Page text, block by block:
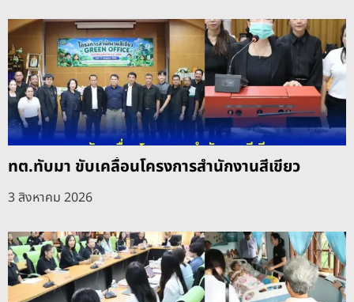
ทต.ทับมา ขับเคลื่อนโครงการสำนักงานสีเขียว
3 สิงหาคม 2026